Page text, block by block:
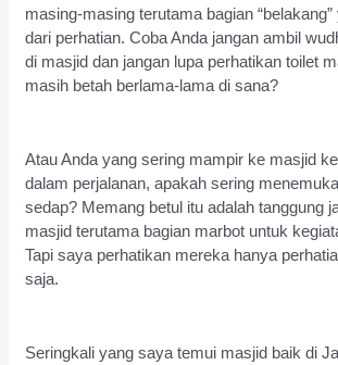
masing-masing terutama bagian
dari perhatian. Coba Anda jangan ambil
di masjid dan jangan lupa perhatikan toilet
masih betah berlama-lama di sana?
Atau Anda yang sering mampir ke masjid
dalam perjalanan, apakah sering
sedap? Memang betul itu adalah tanggung
masjid terutama bagian marbot untuk
Tapi saya perhatikan mereka hanya
saja.
Seringkali yang saya temui masjid baik di